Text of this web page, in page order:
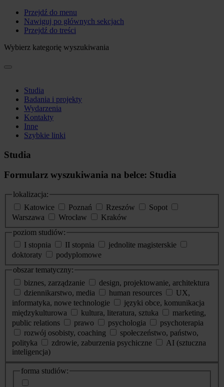
Przejdź do menu
Nawiguj po głównych sekcjach
Przejdź do treści
Wybierz kategorię wyszukiwania
Studia
Badania i projekty
Wydarzenia
Kontakty
Inne
Szybkie linki
Studia
Formularz wyszukiwania na belce: Studia
lokalizacja:
Katowice
Poznań Rzeszów
Sopot
Warszawa
Wrocław
Kraków
poziom studiów:
I stopnia
II stopnia
jednolite magisterskie
doktoraty
podyplomowe
obszar tematyczny:
biznes, zarządzanie
design, projektowanie, architektura
dziennikarstwo, media
human resources
UX,
informatyka, nowe technologie
języki obce, komunikacja
międzykulturowa
kultura, literatura, sztuka
marketing,
public relations
prawo psychologia
psychoterapia
rozwój osobisty, coaching
społeczeństwo, państwo,
polityka
zdrowie, zaburzenia psychiczne
AI (sztuczna
inteligencja)
dodatkowe
informacje
forma studiów: